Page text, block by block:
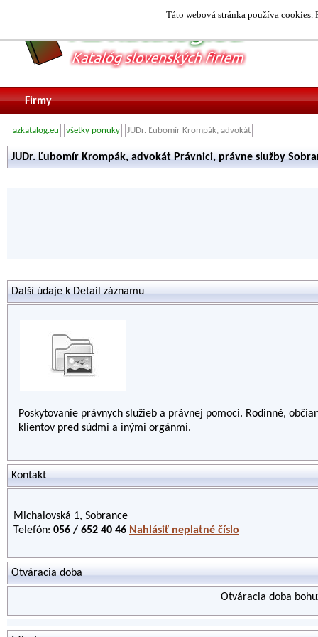
Táto webová stránka používa
Firmy
azkatalog.eu všetky ponuky JUDr. Ľubomír Krompák, advokát
JUDr. Ľubomír Krompák, advokát Právnici, právne služby
Další údaje k Detail záznamu
Poskytovanie právnych služieb a právnej pomoci. Rodinné,
klientov pred súdmi a inými orgánmi.
Kontakt
Michalovská 1, Sobrance
Telefón: 056 / 652 40 46 Nahlásiť neplatné číslo
Otváracia doba
Otváracia doba